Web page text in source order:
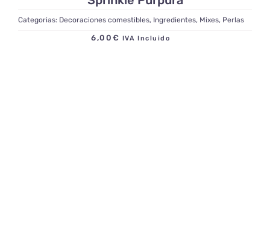
Categorias: Decoraciones comestibles, Ingredientes, Mixes, Perlas
6,00 € IVA Incluido